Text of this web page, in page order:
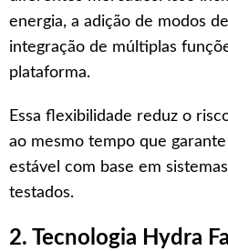
energia, a adição de modos
integração de múltiplas
plataforma.
Essa flexibilidade reduz o
ao mesmo tempo que
estável com base em
testados.
2. Tecnologia Hydra